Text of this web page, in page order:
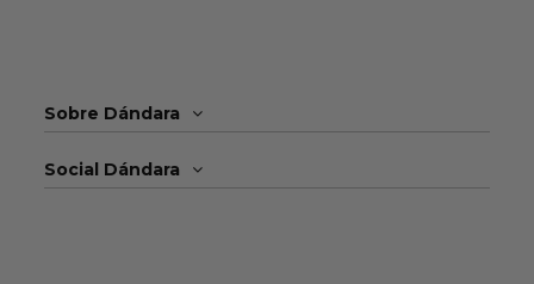
Sobre Dándara
Social Dándara